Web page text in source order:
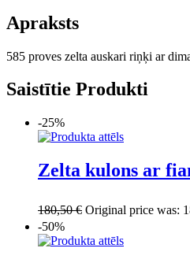
Apraksts
585 proves zelta auskari riņķi ar
Saistītie Produkti
-25%
Zelta kulons ar
180,50€ Original price was:
-50%